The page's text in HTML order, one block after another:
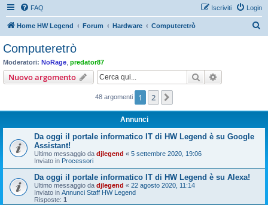
FAQ Login
Iscriviti
Home HW Legend Forum Hardware Computeretrò
Computeretrò
Moderatori: NoRage predator87
Nuovo argomento Cerca
48 argomenti 1 2
Annunci
Da oggi il portale informatico IT di HW Legend è su Google
Assistant!
Ultimo messaggio da djlegend « 5 settembre 2020, 19:06
Inviato in Processori
Da oggi il portale informatico IT di HW Legend è su Alexa!
Ultimo messaggio da djlegend « 22 agosto 2020, 11:14
Inviato in Annunci Staff HW Legend
Risposte: 1